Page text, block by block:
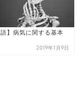
語】病気に関する基本
2019年1月9日